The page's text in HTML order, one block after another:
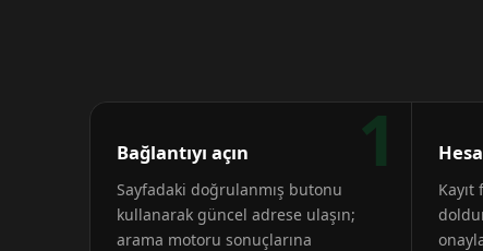
1
Bağlantıyı açın
Sayfadaki doğrulanmış butonu
kullanarak güncel adrese ulaşın;
arama motoru sonuçlarına